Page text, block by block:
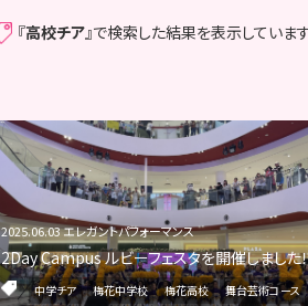
『高校チア』で検索した結果を表示しています
2025.06.03 エレガントパフォーマンス
2Day Campus ルビーフェスタを開催しました！
中学チア 梅花中学校 梅花高校
舞台芸術コース